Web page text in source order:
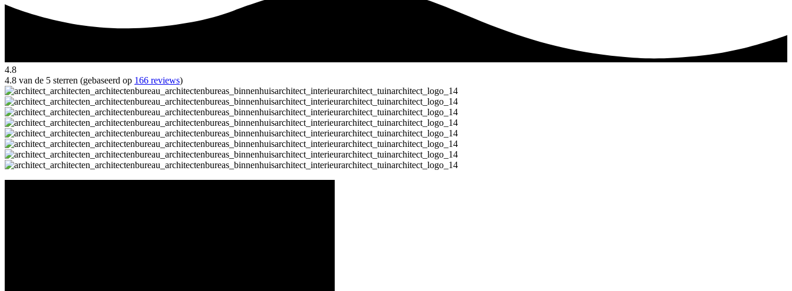
4.8
4.8 van de 5 sterren (gebaseerd op 166 reviews)